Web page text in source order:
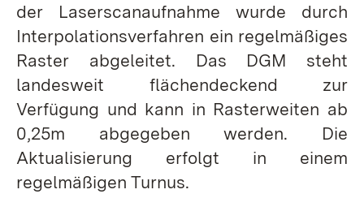
der Laserscanaufnahme wurde durch
Interpolationsverfahren ein regelmäßiges
Raster abgeleitet. Das DGM steht
landesweit flächendeckend zur
Verfügung und kann in Rasterweiten ab
0,25m abgegeben werden. Die
Aktualisierung erfolgt in einem
regelmäßigen Turnus.